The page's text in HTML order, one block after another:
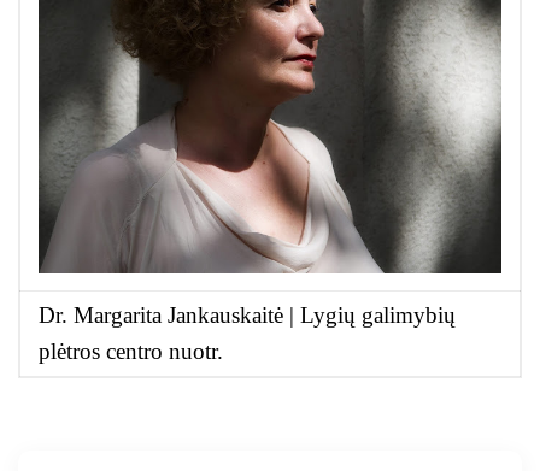
Dr. Margarita Jankauskaitė | Lygių galimybių
plėtros centro nuotr.